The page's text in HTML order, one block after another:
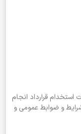
استخدام قرارداد انجام
و ضوابط عمومی و